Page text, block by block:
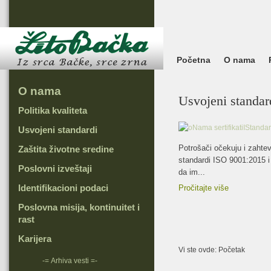
O nama
Politika kvaliteta
Usvojeni standardi
Zaštita životne sredine
Poslovni izveštaji
Identifikacioni podaci
Poslovna misija, kontinuitet i
rast
Karijera
-= Arhiva vesti =-
Početna O nama
Usvojeni
Potrošači očekuju i
standardi ISO 9001:2015
da im...
Pročitajte više
Vi ste ovde: Početak